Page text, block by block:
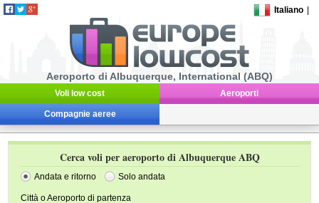
Italiano
Aeroporto di Albuquerque, International (ABQ)
Voli low cost Aeroporti
Compagnie aeree
Cerca voli per aeroporto di Albuquerque ABQ
Andata e ritorno Solo andata
Città o Aeroporto di partenza